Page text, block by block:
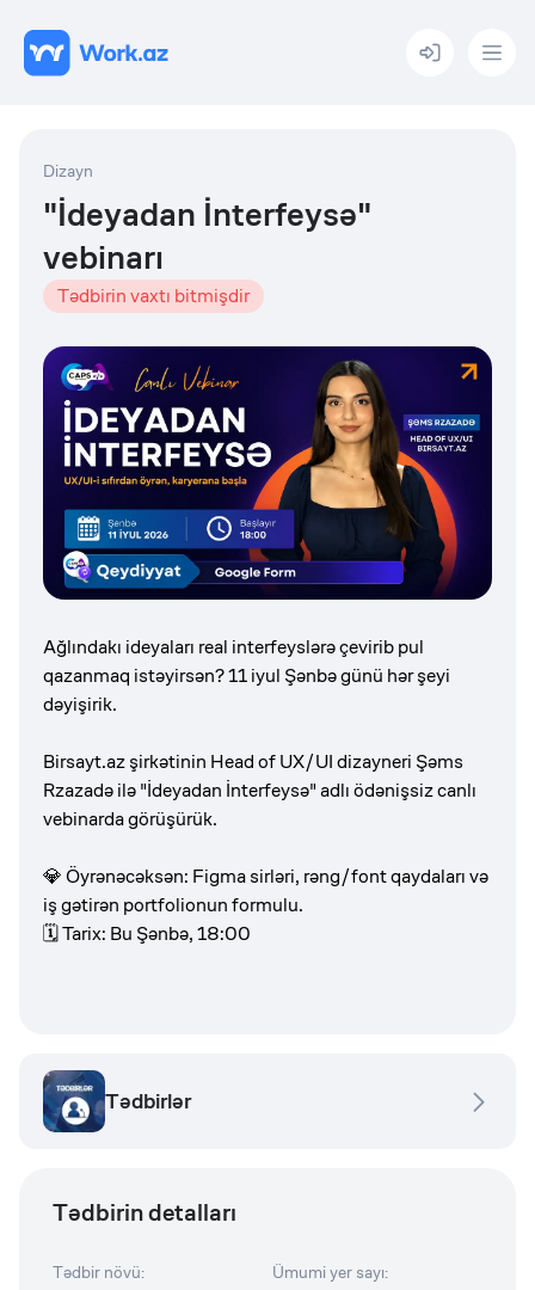
Menu
Dizayn
"İdeyadan İnterfeysə"
vebinarı
Tədbirin vaxtı bitmişdir
Ağlındakı ideyaları real interfeyslərə çevirib pul
qazanmaq istəyirsən? 11 iyul Şənbə günü hər şeyi
dəyişirik.
Birsayt.az şirkətinin Head of UX/UI dizayneri Şəms
Rzazadə ilə "İdeyadan İnterfeysə" adlı ödənişsiz canlı
vebinarda görüşürük.
💎 Öyrənəcəksən: Figma sirləri, rəng/font qaydaları və
iş gətirən portfolionun formulu.
🗓 Tarix: Bu Şənbə, 18:00
Tədbirlər
Tədbirin detalları
Tədbir növü:
Ümumi yer sayı: